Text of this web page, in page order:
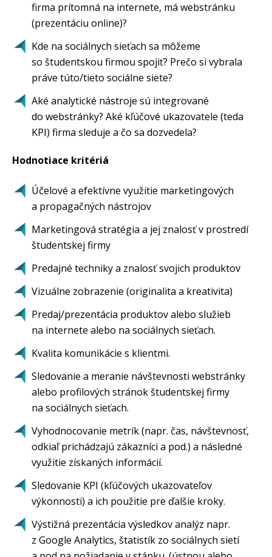
firma prítomná na internete, má webstránku
(prezentáciu online)?
Kde na sociálnych sieťach sa môžeme
so študentskou firmou spojiť? Prečo si vybrala
práve túto/tieto sociálne siete?
Aké analytické nástroje sú integrované
do webstránky? Aké kľúčové ukazovatele (teda
KPI) firma sleduje a čo sa dozvedela?
Hodnotiace kritériá
Účelové a efektívne využitie marketingových
a propagačných nástrojov
Marketingová stratégia a jej znalosť v prostredí
študentskej firmy
Predajné techniky a znalosť svojich produktov
Vizuálne zobrazenie (originalita a kreativita)
Predaj/prezentácia produktov alebo služieb
na internete alebo na sociálnych sieťach.
Kvalita komunikácie s klientmi.
Sledovanie a meranie návštevnosti webstránky
alebo profilových stránok študentskej firmy
na sociálnych sieťach.
Vyhodnocovanie metrík (napr. čas, návštevnosť,
odkiaľ prichádzajú zákazníci a pod.) a následné
využitie získaných informácií.
Sledovanie KPI (kľúčových ukazovateľov
výkonnosti) a ich použitie pre ďalšie kroky.
Výstižná prezentácia výsledkov analýz napr.
z Google Analytics, štatistík zo sociálnych sietí